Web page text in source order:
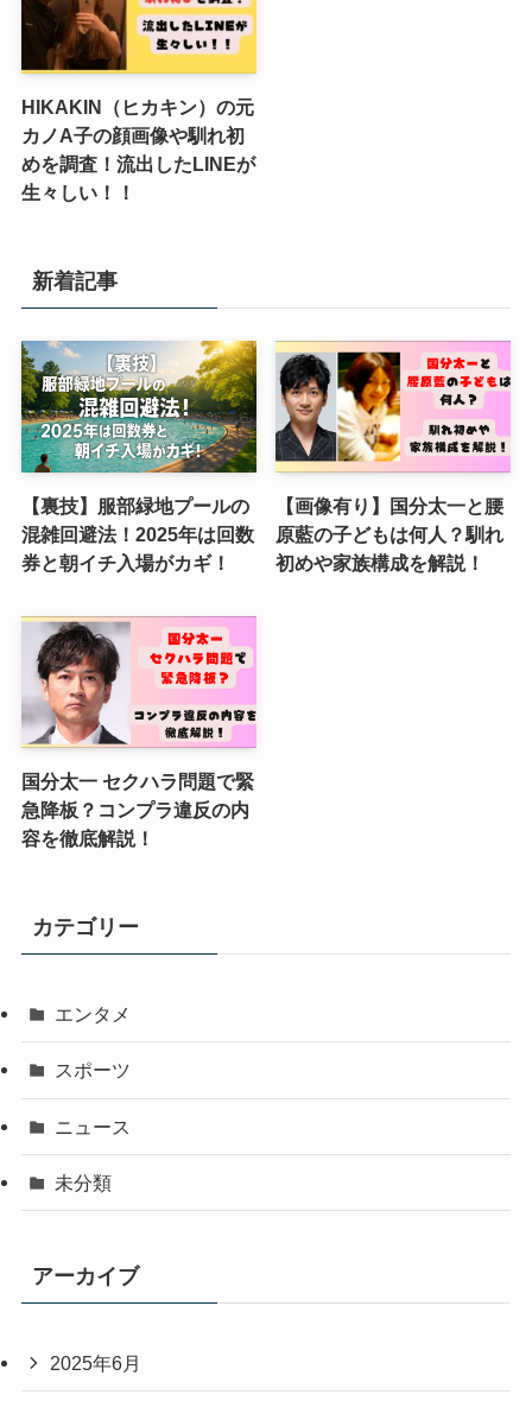
HIKAKIN（ヒカキン）の元
カノA子の顔画像や馴れ初
めを調査！流出したLINEが
生々しい！！
新着記事
【裏技】服部緑地プールの
混雑回避法！2025年は回数
券と朝イチ入場がカギ！
【画像有り】国分太一と腰
原藍の子どもは何人？馴れ
初めや家族構成を解説！
国分太一 セクハラ問題で緊
急降板？コンプラ違反の内
容を徹底解説！
カテゴリー
エンタメ
スポーツ
ニュース
未分類
アーカイブ
2025年6月